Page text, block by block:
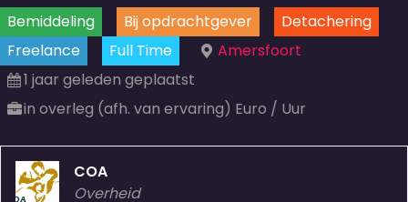
Bemiddeling Bij opdrachtgever
Detachering
Freelance
Full Time
Amersfoort
1 jaar geleden geplaatst
in overleg (afh. van ervaring) Euro / Uur
COA
Overheid